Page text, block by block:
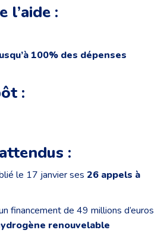
l’aide :
100% des dépenses
:
:
le 17 janvier ses 26 appels à
financement de 49 millions d’euros
renouvelable